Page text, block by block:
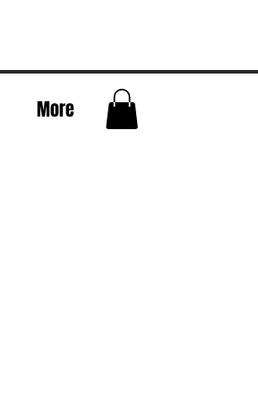
More